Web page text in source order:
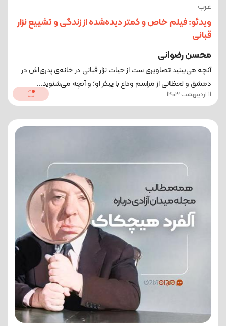
عرب
ویدئو: فیلم خاص و کمتر دیده‌شده از زندگی و تشییع نزار
قبانی
محسن رضوانی
آنچه می‌بینید تصاویری ست از حیات نزار قبانی در خانه‌ی پدری‌اش در
دمشق و لحظاتی از مراسم وداع با پیکر او؛ و آنچه می‌شنوید...
11 اردیبهشت 1403